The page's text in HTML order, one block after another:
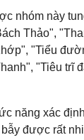
nhóm này
Thảo",
"Tiểu
"Tiêu trĩ
năng xác
được rất